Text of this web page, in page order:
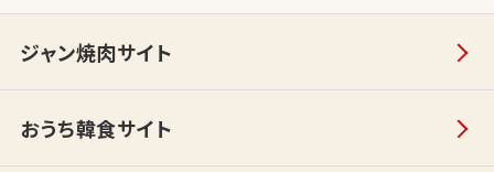
ジャン焼肉サイト
おうち韓食サイト